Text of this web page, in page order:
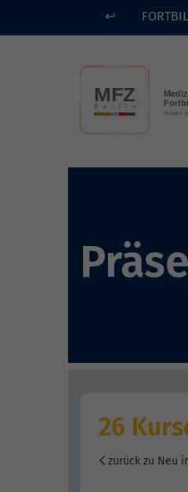
Skip to main content
↩
26
zurück zu Neu